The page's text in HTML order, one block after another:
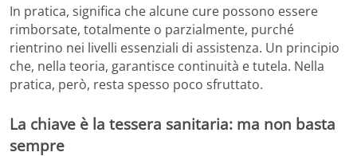
In pratica, significa che alcune cure possono essere
rimborsate, totalmente o parzialmente, purché
rientrino nei livelli essenziali di assistenza. Un principio
che, nella teoria, garantisce continuità e tutela. Nella
pratica, però, resta spesso poco sfruttato.
La chiave è la tessera sanitaria: ma non basta
sempre